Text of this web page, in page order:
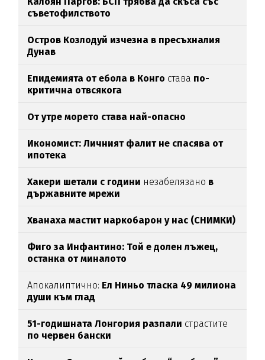
съветофилството
Остров Козлодуй изчезна в пресъхналия
Дунав
Епидемията от ебола в Конго става по-
критична отвсякога
От утре морето става най-опасно
Икономист: Личният фалит не спасява от
ипотека
Хакери шетали с години незабелязано в
държавните мрежи
Хванаха мастит наркобарон у нас (СНИМКИ)
Фиго за Инфантино: Той е долен лъжец,
останка от миналото
Апокалиптично: Ел Ниньо тласка 49 милиона
души към глад
51-годишната Лонгория разпали страстите
по червен бански